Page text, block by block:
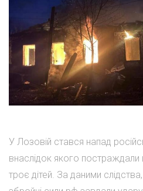
У Лозовій стався напад
внаслідок якого
троє дітей. За даними